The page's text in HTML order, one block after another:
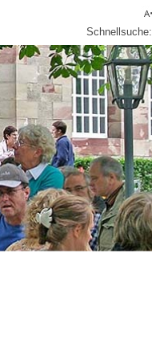
Schnellsuche: